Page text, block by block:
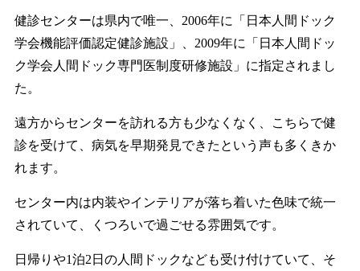
健診センターは県内で唯一、2006年に「日本人間ドック
学会機能評価認定健診施設」、2009年に「日本人間ドッ
ク学会人間ドック専門医制度研修施設」に指定されまし
た。
遠方からセンターを訪れる方も少なくなく、こちらで健
診を受けて、病気を早期発見できたという声も多くきか
れます。
センター内は内装やインテリアが落ち着いた色味で統一
されていて、くつろいで過ごせる雰囲気です。
日帰りや1泊2日の人間ドックなども受け付けていて、そ